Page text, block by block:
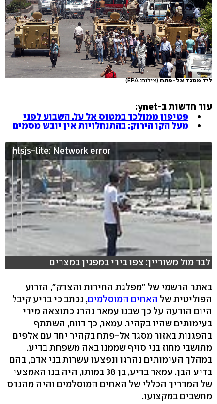
ליד מסגד אל-פתח (צילום: EPA)
עוד חדשות ב-ynet:
פטיפון ממולכד במטוס אל על. השבוע לפני
מעל הקו הירוק: בהתנחלויות אין יובש מסמים
hlsjs-lite: Network error
לבד מול משוריין: צפו בירי במפגין במצרים
באתר הרשמי של "מפלגת החירות והצדק", הזרוע
הפוליטית של האחים המוסלמים, נכתב כי בדיע קיבל
היום הודעה על כך שבנו עמאר נהרג כתוצאה מירי
בעימותים שהיו בקהיר. עמאר, כך דווח, השתתף
בהפגנות באזור מסגד אל-פתח בקהיר יחד עם אלפים
מתושבי מחוז בני סויף שממנו באה משפחת בדיע.
במהלך העימותים נהרגו ונפצעו עשרות בני אדם, בהם
בדיע הבן. עמאר בדיע, בן 38 במותו, היה בנו האמצעי
של המדריך הכללי של האחים המוסלמים והיה מהנדס
מחשבים במקצועו.